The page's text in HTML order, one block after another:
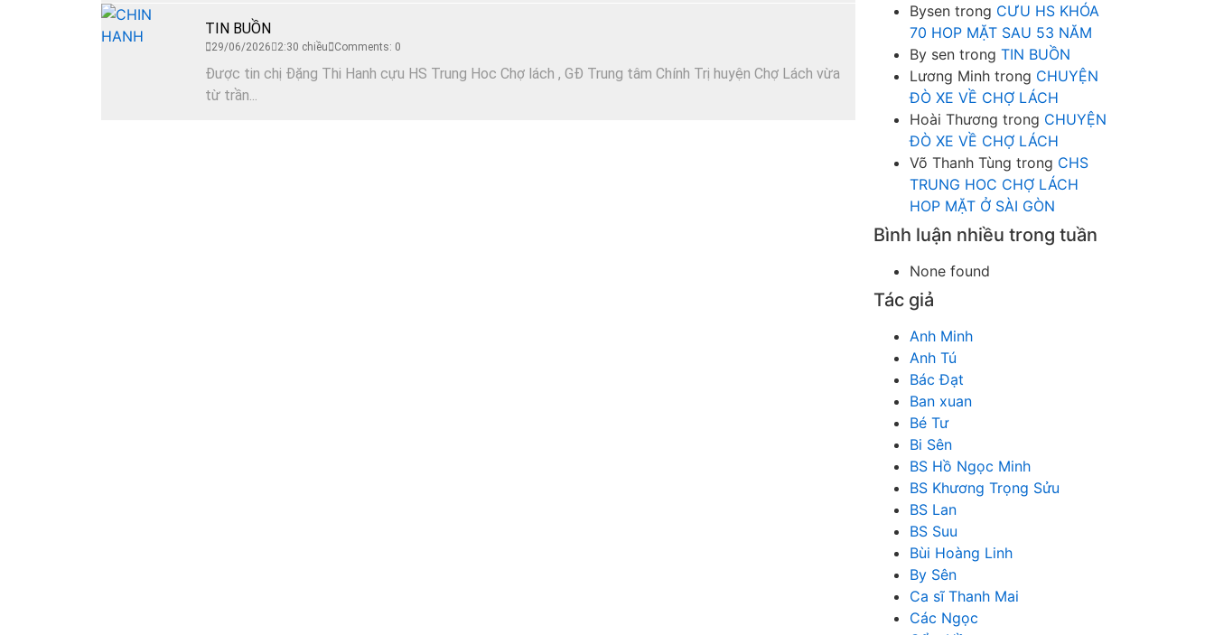
TIN BUỒN
29/06/2026 2:30 chiều Comments: 0
Được tin chị Đặng Thi Hanh cựu HS Trung Hoc Chợ lách , GĐ Trung tâm Chính Trị huyện Chợ Lách vừa
từ trần...
Bysen trong CƯU HS KHÓA
70 HOP MẶT SAU 53 NĂM
By sen trong TIN BUỒN
Lương Minh trong CHUYỆN
ĐÒ XE VỀ CHỢ LÁCH
Hoài Thương trong CHUYỆN
ĐÒ XE VỀ CHỢ LÁCH
Võ Thanh Tùng trong CHS
TRUNG HOC CHỢ LÁCH
HOP MẶT Ở SÀI GÒN
Bình luận nhiều trong tuần
None found
Tác giả
Anh Minh
Anh Tú
Bác Đạt
Ban xuan
Bé Tư
Bi Sên
BS Hồ Ngọc Minh
BS Khương Trọng Sửu
BS Lan
BS Suu
Bùi Hoàng Linh
By Sên
Ca sĩ Thanh Mai
Các Ngọc